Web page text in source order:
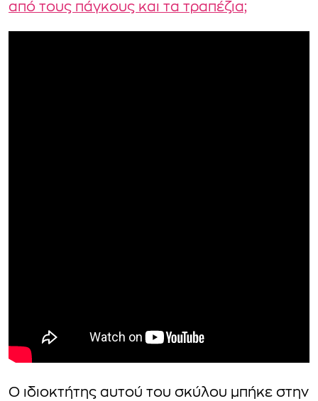
από τους πάγκους και τα τραπέζια;
Ο ιδιοκτήτης αυτού του σκύλου μπήκε στην